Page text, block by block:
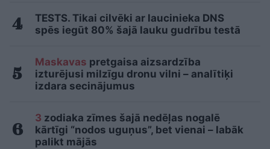
TESTS. Tikai cilvēki ar laucinieka DNS
spēs iegūt 80% šajā lauku gudrību testā
Maskavas pretgaisa aizsardzība
izturējusi milzīgu dronu vilni – analītiķi
izdara secinājumus
3 zodiaka zīmes šajā nedēļas nogalē
kārtīgi “nodos uguņus”, bet vienai – labāk
palikt mājās